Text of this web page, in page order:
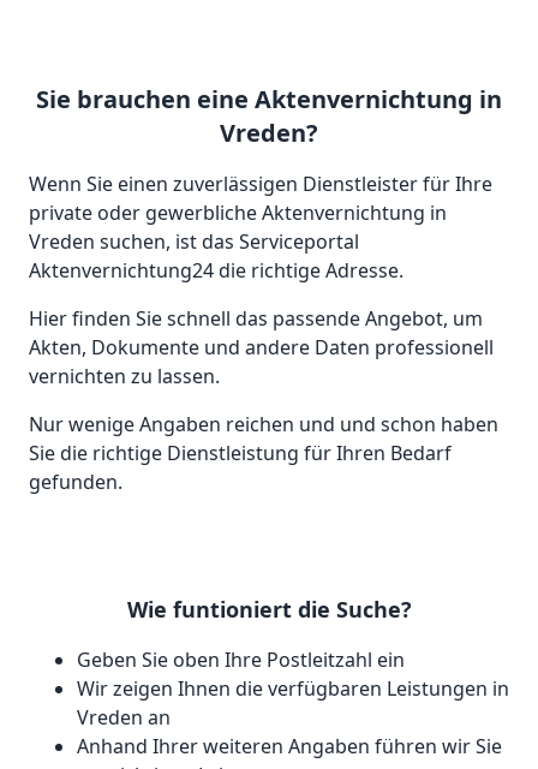
Sie brauchen eine Aktenvernichtung in
Vreden?
Wenn Sie einen zuverlässigen Dienstleister für Ihre
private oder gewerbliche Aktenvernichtung in
Vreden suchen, ist das Serviceportal
Aktenvernichtung24 die richtige Adresse.
Hier finden Sie schnell das passende Angebot, um
Akten, Dokumente und andere Daten professionell
vernichten zu lassen.
Nur wenige Angaben reichen und und schon haben
Sie die richtige Dienstleistung für Ihren Bedarf
gefunden.
Wie funtioniert die Suche?
Geben Sie oben Ihre Postleitzahl ein
Wir zeigen Ihnen die verfügbaren Leistungen in
Vreden an
Anhand Ihrer weiteren Angaben führen wir Sie